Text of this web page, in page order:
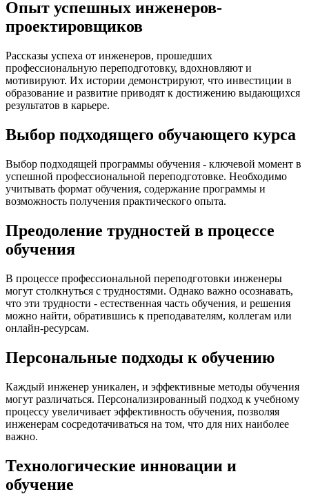
Опыт успешных инженеров-
проектировщиков
Рассказы успеха от инженеров, прошедших
профессиональную переподготовку, вдохновляют и
мотивируют. Их истории демонстрируют, что инвестиции в
образование и развитие приводят к достижению выдающихся
результатов в карьере.
Выбор подходящего обучающего курса
Выбор подходящей программы обучения - ключевой момент в
успешной профессиональной переподготовке. Необходимо
учитывать формат обучения, содержание программы и
возможность получения практического опыта.
Преодоление трудностей в процессе
обучения
В процессе профессиональной переподготовки инженеры
могут столкнуться с трудностями. Однако важно осознавать,
что эти трудности - естественная часть обучения, и решения
можно найти, обратившись к преподавателям, коллегам или
онлайн-ресурсам.
Персональные подходы к обучению
Каждый инженер уникален, и эффективные методы обучения
могут различаться. Персонализированный подход к учебному
процессу увеличивает эффективность обучения, позволяя
инженерам сосредотачиваться на том, что для них наиболее
важно.
Технологические инновации и
обучение